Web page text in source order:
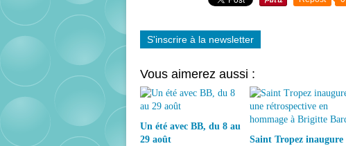
S'inscrire à la newsletter
Vous aimerez aussi :
Un été avec BB, du 8 au
29 août
Saint Tropez inaugure